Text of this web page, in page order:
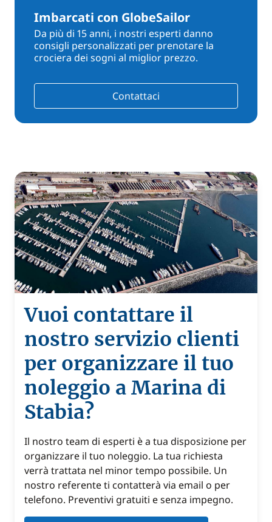
Imbarcati con GlobeSailor
Da più di 15 anni, i nostri esperti danno
consigli personalizzati per prenotare la
crociera dei sogni al miglior prezzo.
Contattaci
Vuoi contattare il
nostro servizio clienti
per organizzare il tuo
noleggio a Marina di
Stabia?
Il nostro team di esperti è a tua disposizione per
organizzare il tuo noleggio. La tua richiesta
verrà trattata nel minor tempo possibile. Un
nostro referente ti contatterà via email o per
telefono. Preventivi gratuiti e senza impegno.